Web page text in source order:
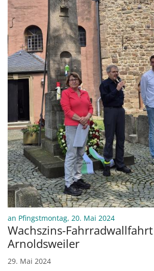
an Pfingstmontag, 20. Mai 2024:
Wachszins-
Arnoldsweiler
29. Mai 2024